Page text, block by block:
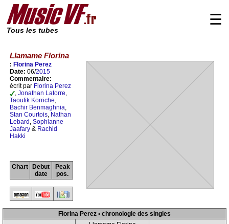
Tous les tubes
☰
Llamame Florina
: Florina Perez
Date: 06/2015
Commentaire:
écrit par Florina Perez
, Jonathan Latorre,
Taoufik Korriche,
Bachir Benmaghnia,
Stan Courtois, Nathan
Lebard , Sophianne
Jaafary & Rachid
Hakki
Chart
Debut
date
Peak
pos.
Florina Perez • chronologie des singles